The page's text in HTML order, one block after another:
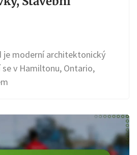
je moderní architektonický
se v Hamiltonu, Ontario,